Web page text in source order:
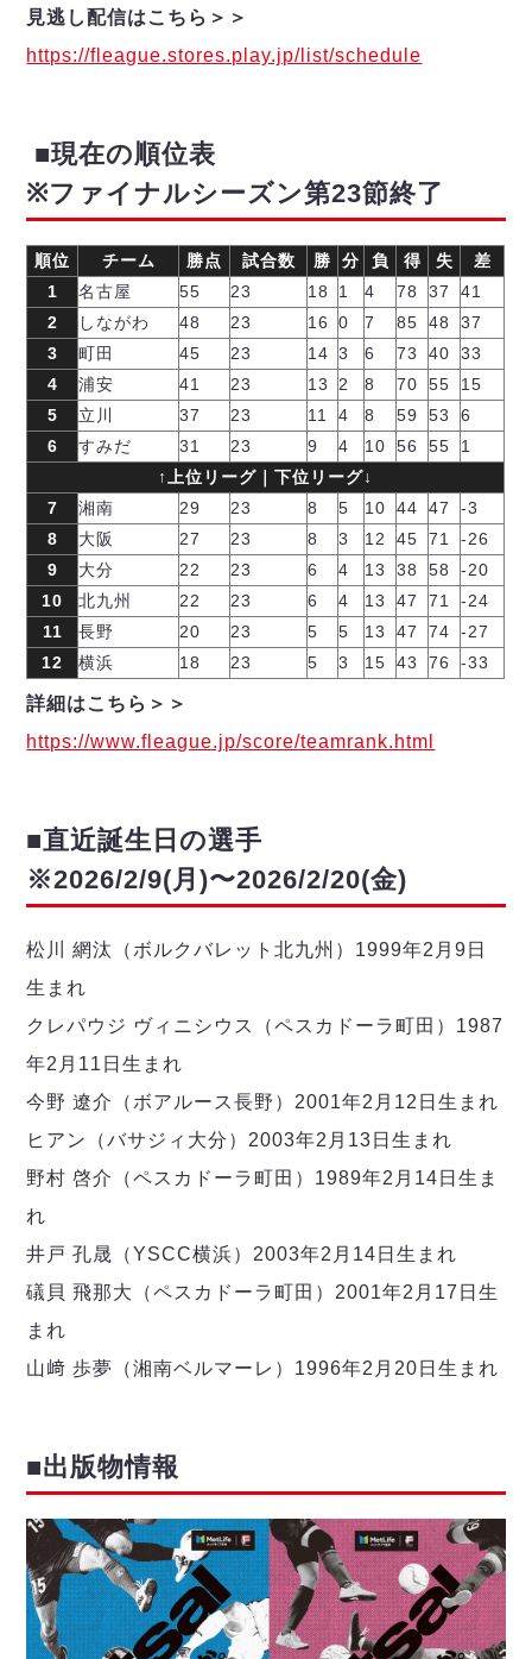
見逃し配信はこちら＞＞
https://fleague.stores.play.jp/list/schedule
■現在の順位表
※ファイナルシーズン第23節終了
順位 チーム 勝点 試合数 勝 分 負 得 失
差
1
名古屋 55 23 18 1 4 78 37
41
2
しながわ 48 23 16 0 7 85 48
37
3
町田 45 23 14 3 6 73 40
33
4
浦安 41 23 13 2 8 70 55
15
5
立川 37 23 11 4 8 59 53
6
6
すみだ 31 23 9 4 10 56 55
1
↑上位リーグ｜下位リーグ↓
7
湘南 29 23 8 5 10 44 47
-3
8
大阪 27 23 8 3 12 45 71
-26
9
大分 22 23 6 4 13 38 58
-20
10
北九州 22 23 6 4 13 47 71
-24
11
長野 20 23 5 5 13 47 74
-27
12
横浜 18 23 5 3 15 43 76 -33
詳細はこちら＞＞
https://www.fleague.jp/score/teamrank.html
■直近誕生日の選手
※2026/2/9(月)〜2026/2/20(金)
松川 網汰（ボルクバレット北九州）1999年2月9日
生まれ
クレパウジ ヴィニシウス（ペスカドーラ町田）1987
年2月11日生まれ
今野 遼介（ボアルース長野）2001年2月12日生まれ
ヒアン（バサジィ大分）2003年2月13日生まれ
野村 啓介（ペスカドーラ町田）1989年2月14日生ま
れ
井戸 孔晟（YSCC横浜）2003年2月14日生まれ
礒貝 飛那大（ペスカドーラ町田）2001年2月17日生
まれ
山﨑 歩夢（湘南ベルマーレ）1996年2月20日生まれ
■出版物情報